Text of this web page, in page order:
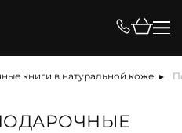
книги в натуральной коже